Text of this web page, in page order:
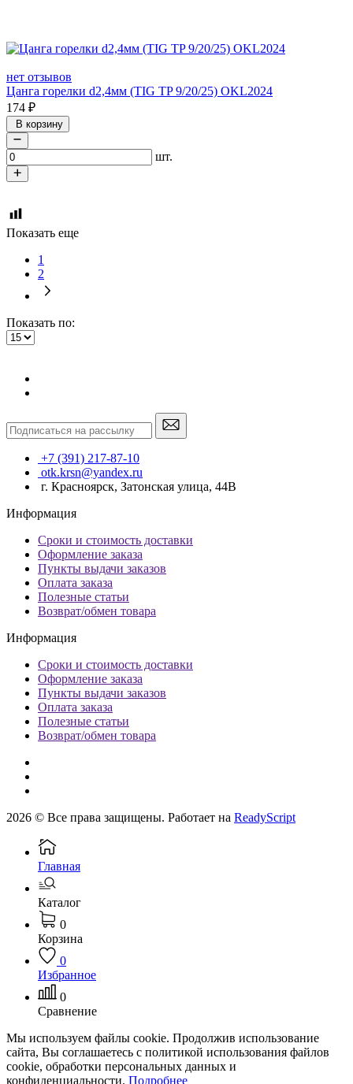
нет отзывов
Цанга горелки d2,4мм (TIG TP 9/20/25) OKL2024
174 ₽
В корзину
шт.
Показать еще
1
2
Показать по:
+7 (391) 217-87-10
otk.krsn@yandex.ru
г. Красноярск, Затонская улица, 44В
Информация
Сроки и стоимость доставки
Оформление заказа
Пункты выдачи заказов
Оплата заказа
Полезные статьи
Возврат/обмен товара
Информация
Сроки и стоимость доставки
Оформление заказа
Пункты выдачи заказов
Оплата заказа
Полезные статьи
Возврат/обмен товара
2026 © Все права защищены. Работает на ReadyScript
Главная
Каталог
0
Корзина
0
Избранное
0
Сравнение
Мы используем файлы cookie. Продолжив использование
сайта, Вы соглашаетесь с политикой использования файлов
cookie, обработки персональных данных и
конфиденциальности. Подробнее